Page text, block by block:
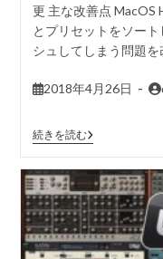
更 主な改善点 MacOS
とプリセットをソー
シュしてしまう問題
2018年4月26日
続きを読む